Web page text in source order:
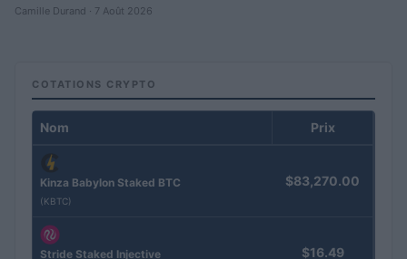
Camille Durand · 7 Août 2026
COTATIONS CRYPTO
Nom Prix
Kinza Babylon Staked BTC
(KBTC)
$83,270.00
Stride Staked Injective $16.49